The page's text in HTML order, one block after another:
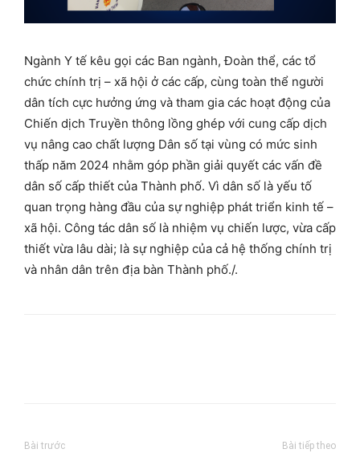
Ngành Y tế kêu gọi các Ban ngành, Đoàn thể, các tổ
chức chính trị – xã hội ở các cấp, cùng toàn thể người
dân tích cực hưởng ứng và tham gia các hoạt động của
Chiến dịch Truyền thông lồng ghép với cung cấp dịch
vụ nâng cao chất lượng Dân số tại vùng có mức sinh
thấp năm 2024 nhằm góp phần giải quyết các vấn đề
dân số cấp thiết của Thành phố. Vì dân số là yếu tố
quan trọng hàng đầu của sự nghiệp phát triển kinh tế –
xã hội. Công tác dân số là nhiệm vụ chiến lược, vừa cấp
thiết vừa lâu dài; là sự nghiệp của cả hệ thống chính trị
và nhân dân trên địa bàn Thành phố./.
Bài trước Bài tiếp theo